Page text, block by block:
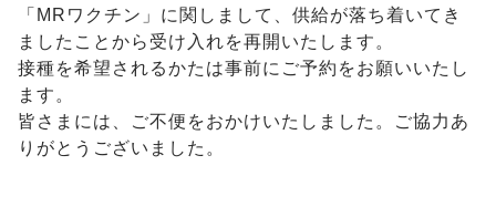
「MRワクチン」に関しまして、供給が落ち着いてき
ましたことから受け入れを再開いたします。
接種を希望されるかたは事前にご予約をお願いいたし
ます。
皆さまには、ご不便をおかけいたしました。ご協力あ
りがとうございました。